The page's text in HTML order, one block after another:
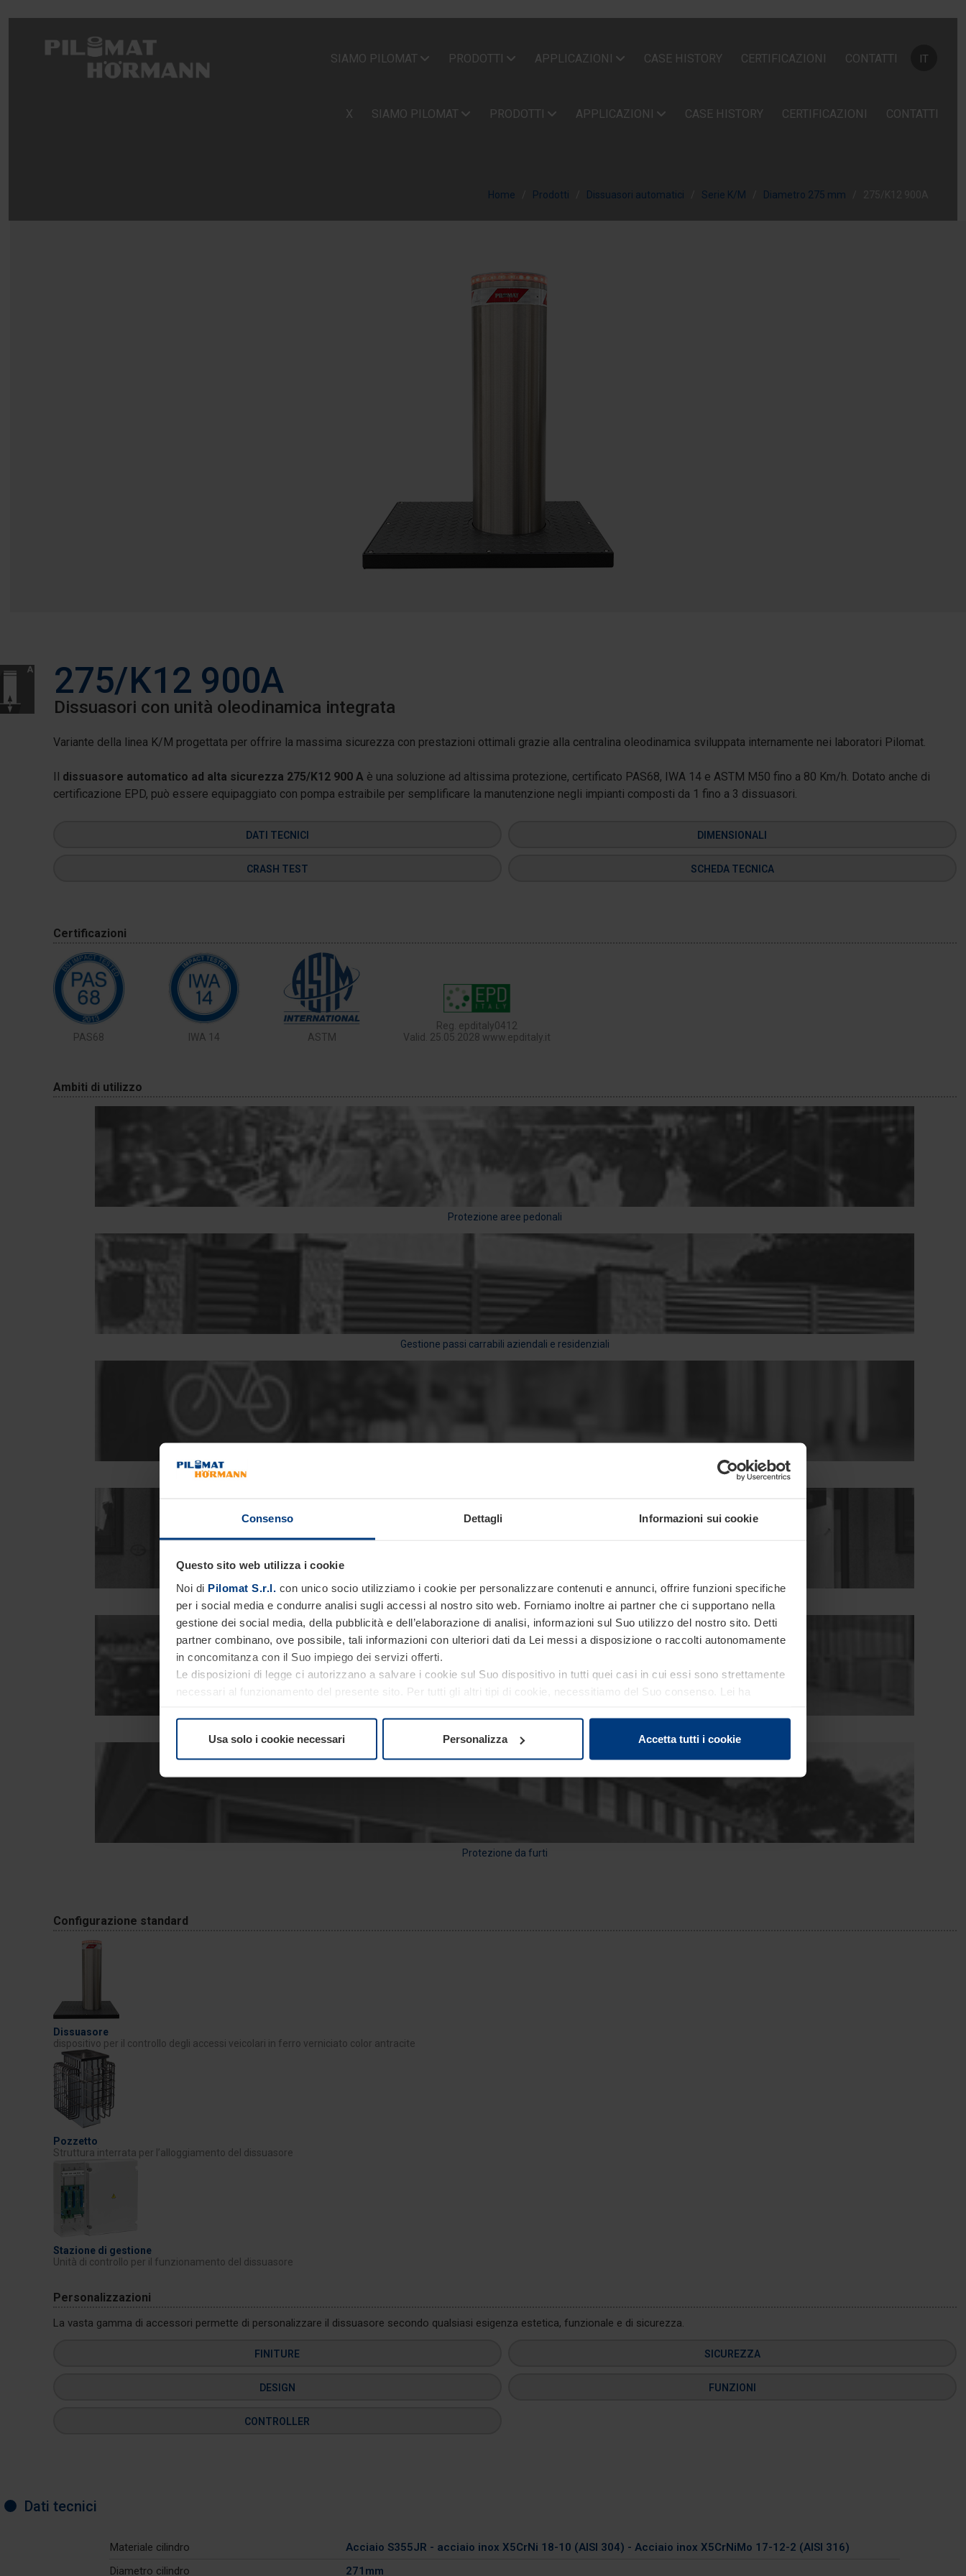
Consenso Dettagli Informazioni sui cookie
Questo sito web utilizza i cookie
Noi di Pilomat S.r.l. con unico socio utilizziamo i cookie per personalizzare contenuti e annunci, offrire funzioni specifiche
per i social media e condurre analisi sugli accessi al nostro sito web. Forniamo inoltre ai partner che ci supportano nella
gestione dei social media, della pubblicità e dell’elaborazione di analisi, informazioni sul Suo utilizzo del nostro sito. Detti
partner combinano, ove possibile, tali informazioni con ulteriori dati da Lei messi a disposizione o raccolti autonomamente
in concomitanza con il Suo impiego dei servizi offerti.
Le disposizioni di legge ci autorizzano a salvare i cookie sul Suo dispositivo in tutti quei casi in cui essi sono strettamente
necessari al funzionamento del presente sito. Per tutti gli altri tipi di cookie, necessitiamo del Suo consenso. Lei ha
Usa solo i cookie necessari
Personalizza Accetta tutti i cookie
SIAMO PILOMAT PRODOTTI APPLICAZIONI CASE HISTORY CERTIFICAZIONI CONTATTI IT
X SIAMO PILOMAT PRODOTTI APPLICAZIONI CASE HISTORY CERTIFICAZIONI CONTATTI
Home Prodotti Dissuasori automatici Serie K/M Diametro 275 mm
275/K12 900A
Dissuasori con unità oleodinamica integrata
Variante della linea K/M progettata per offrire la massima sicurezza con prestazioni ottimali grazie alla centralina oleodinamica sviluppata internamente nei laboratori Pilomat.
Il dissuasore automatico ad alta sicurezza 275/K12 900 Aè una soluzione ad altissima protezione, certificato PAS68, IWA 14 e ASTM M50 fino a 80 Km/h. Dotato anche di
certificazione EPD, può essere equipaggiato con pompa estraibile per semplificare la manutenzione negli impianti composti da 1 fino a 3 dissuasori.
DATI TECNICI DIMENSIONALI
CRASH TEST SCHEDA TECNICA
Certificazioni
PAS68 IWA 14 ASTM
Reg. epditaly0412
Valid. 25.05.2028 www.epditaly.it
Ambiti di utilizzo
Protezione aree pedonali
Gestione passi carrabili aziendali e residenziali
Protezione da furti
Configurazione standard
Dissuasore
dispositivo per il controllo degli accessi veicolari in ferro verniciato color antracite
Pozzetto
Struttura interrata per l’alloggiamento del dissuasore
Stazione di gestione
Unità di controllo per il funzionamento del dissuasore
Personalizzazioni
La vasta gamma di accessori permette di personalizzare il dissuasore secondo qualsiasi esigenza estetica, funzionale e di sicurezza.
FINITURE SICUREZZA
DESIGN FUNZIONI
CONTROLLER
Dati tecnici
Materiale cilindro
Acciaio S355JR - acciaio inox X5CrNi 18-10 (AISI 304) - Acciaio inox X5CrNiMo 17-12-2 (AISI 316)
Diametro cilindro
271mm